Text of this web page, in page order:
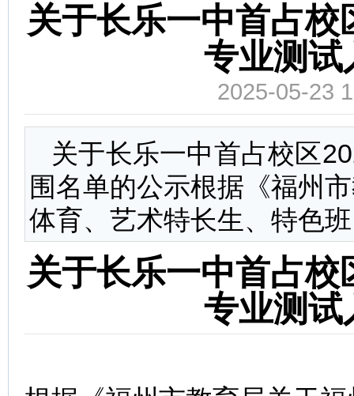
关于长乐一中首占
专业测试
2025-05-23
关于长乐一中首占校区
围名单的公示根据《福州
体育、艺术特长生、特色班
关于长乐一中首占
专业测试